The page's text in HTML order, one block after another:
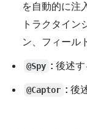
を自動的に注
トラクタイン
ン、フィール
@Spy : 後述す
@Captor : 後